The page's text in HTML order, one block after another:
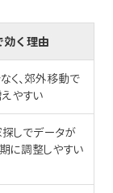
効く理由
く、郊外移動で
やすい
探しでデータが
に調整しやすい